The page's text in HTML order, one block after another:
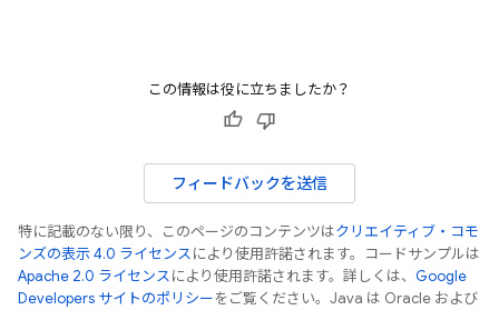
この情報は役に立ちましたか？
フィードバックを送信
特に記載のない限り、このページのコンテンツはクリエイティブ・コモ
ンズの表示 4.0 ライセンスにより使用許諾されます。コードサンプルは
Apache 2.0 ライセンスにより使用許諾されます。詳しくは、 Google
Developers サイトのポリシーをご覧ください。Java は Oracle および